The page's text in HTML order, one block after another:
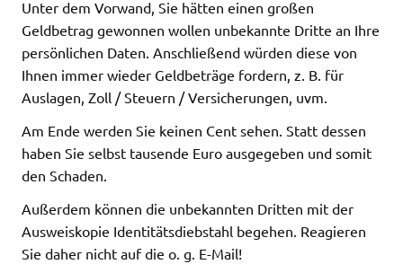
Unter dem Vorwand, Sie hätten einen großen
Geldbetrag gewonnen wollen unbekannte Dritte an Ihre
persönlichen Daten. Anschließend würden diese von
Ihnen immer wieder Geldbeträge fordern, z. B. für
Auslagen, Zoll / Steuern / Versicherungen, uvm.
Am Ende werden Sie keinen Cent sehen. Statt dessen
haben Sie selbst tausende Euro ausgegeben und somit
den Schaden.
Außerdem können die unbekannten Dritten mit der
Ausweiskopie Identitätsdiebstahl begehen. Reagieren
Sie daher nicht auf die o. g. E-Mail!